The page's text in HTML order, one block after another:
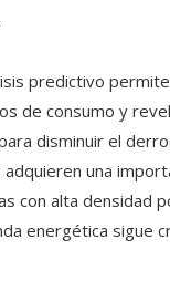
predictivo
de consumo y
disminuir el
adquieren una
con alta densidad
energética sigue